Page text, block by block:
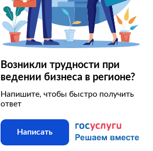
Возникли трудности при
ведении бизнеса в регионе?
Напишите, чтобы быстро получить
ответ
Написать